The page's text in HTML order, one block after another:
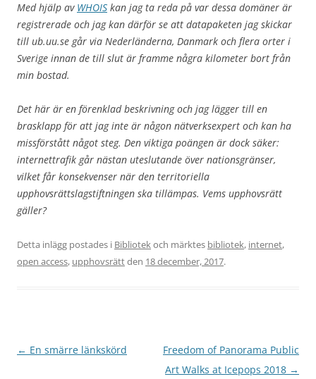
Med hjälp av WHOIS kan jag ta reda på var dessa domäner är
registrerade och jag kan därför se att datapaketen jag skickar
till ub.uu.se går via Nederländerna, Danmark och flera orter i
Sverige innan de till slut är framme några kilometer bort från
min bostad.
Det här är en förenklad beskrivning och jag lägger till en
brasklapp för att jag inte är någon nätverksexpert och kan ha
missförstått något steg. Den viktiga poängen är dock säker:
internettrafik går nästan uteslutande över nationsgränser,
vilket får konsekvenser när den territoriella
upphovsrättslagstiftningen ska tillämpas. Vems upphovsrätt
gäller?
Detta inlägg postades i Bibliotekoch märktes bibliotek, internet,
open access, upphovsrättden 18 december, 2017.
Inläggsnavigering
← En smärre länkskörd
Freedom of Panorama Public
Art Walks at Icepops 2018 →